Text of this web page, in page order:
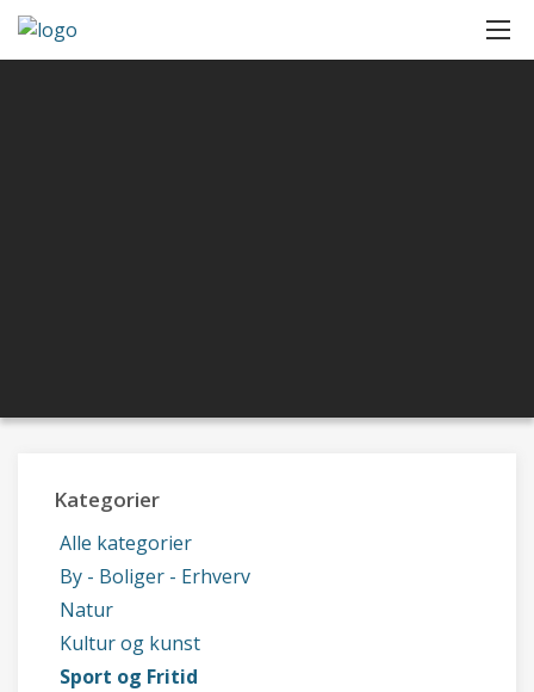
Kategorier
Alle kategorier
By - Boliger - Erhverv
Natur
Kultur og kunst
Sport og Fritid